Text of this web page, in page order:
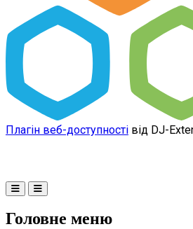
Плагін веб-доступності від DJ-
Головне меню